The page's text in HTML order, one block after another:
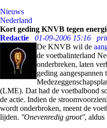
Nieuws
Nederland
Kort geding KNVB tegen
Redactie
01-09-2006 15:16
De KNVB wil de
de voetbalinterland
onderbreken, laten
geding
(LME). Dat had de voetbalbond
de actie. Indien de
wordt onderbroken, meent de
lijden. ''Onevenredig groot'',